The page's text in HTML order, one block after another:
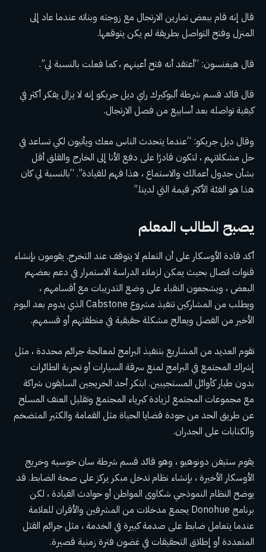
قال إنه قام ببعض تمارين الارتجال مع زوجته وبناته عندما عاد إلى
المنزل وفتح التواصل بطريقة لم يكن يتوقعها.
قال هيغنسون: “أعتقد أنه فتح أعينهم ، كما فعلت بالنسبة لي”.
قال قائد قسم شرطة ألبوكيرك راي ديل جريكو إنه لا يزال يفكر أكثر في
كيفية تواصله بعد أسابيع من فصل الارتجال.
وقال ديل جريكو: “عندما يتحدث الناس معك ويأتيون لكي تساعد في
حل مشكلاتهم ، لتكون قادرًا على دفع الأنا إلى الخارج والقلق أقل
بشأن جدول أعمالك والاستماع ، هذا فهم للقيادة”. “بالنسبة لي كان
هذا هو الفئة الأكثر قيمة التي لدينا.”
يصبح الطالب المعلم
أكد قادة الأوسكار على أن التعلم لا يتوقف عند التخرج. يقومون بإنشاء
قنوات اتصال بحيث يمكن لزملاء الدراسة الاستمرار في دعم بعضهم
البعض ، ويشجعون النقباء على وضع التدريبات مع أقسامهم ،
ويطلب من المشاركين تنفيذ مشروع Cabstone الذي يدوم بعد اليوم
الأخير من الفصل ويعالج مشكلة حقيقية في منطقتهم أو قسمهم.
تقوم العديد من المشاريع بتنفيذ البرامج لمعالجة جرائم محددة ، مثل
إشراك المجتمع في البرامج لمنع سرقة السيارات أو تجربة الطائرات
بدون طيار كأوائل المستجيبين. ابتكر أحد الخريجين السابقون شراكة
مع مجموعات المجتمع لزيادة كبرياء المجتمع وتقليل العنف المسلح
عن طريق الحد من جودة قضايا الحياة مثل القمامة والكثير المتضخم
والكتابات على الجدران.
يقوم ستيفن دونوهيو ، وهو قائد قسم شرطة سان خوسيه وخريج
الأوسكار الأخيرة ، بإنشاء نظام تدخل مبكر يركز على صحة الضابط. قد
يوضح النظام النموذجي شكاوى المواطن أو حوادث القيادة ، لكن
برنامج Donohue يجمع مدخلات من المشرفين والأقران للعلامة
عندما يتعامل ضابط على صدمة كبيرة في الخدمة ، مثل جرائم القتل
المتعددة أو إطلاق التحقيقات في غضون فترة زمنية قصيرة.